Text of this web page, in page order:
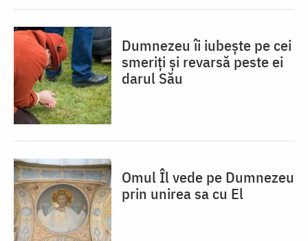
Dumnezeu îi iubește pe cei
smeriți și revarsă peste ei
darul Său
Omul Îl vede pe Dumnezeu
prin unirea sa cu El